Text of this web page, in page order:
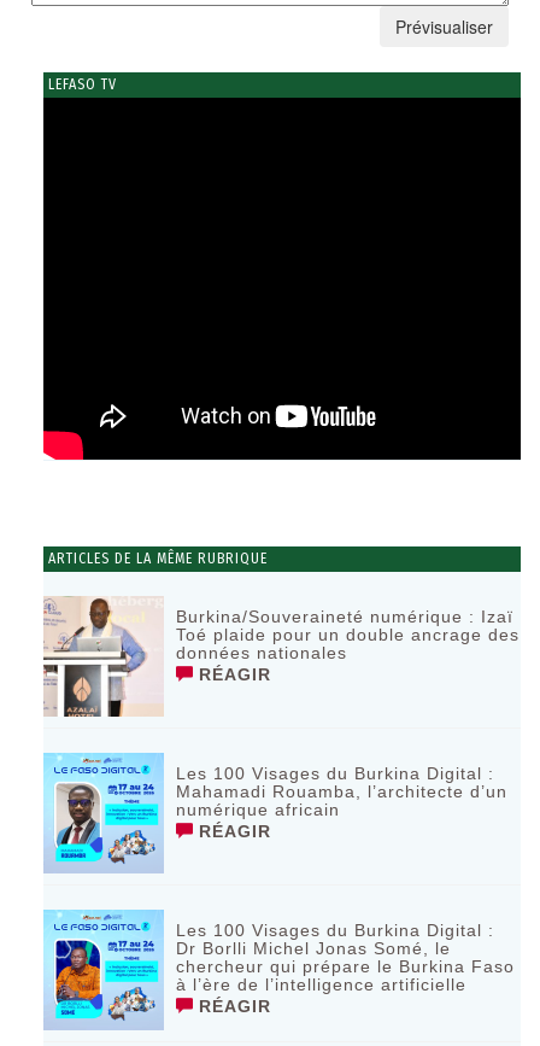
LEFASO TV
ARTICLES DE LA MÊME RUBRIQUE
Burkina/Souveraineté numérique : Izaï
Toé plaide pour un double ancrage des
données nationales
RÉAGIR
Les 100 Visages du Burkina Digital :
Mahamadi Rouamba, l’architecte d’un
numérique africain
RÉAGIR
Les 100 Visages du Burkina Digital :
Dr Borlli Michel Jonas Somé, le
chercheur qui prépare le Burkina Faso
à l’ère de l’intelligence artificielle
RÉAGIR